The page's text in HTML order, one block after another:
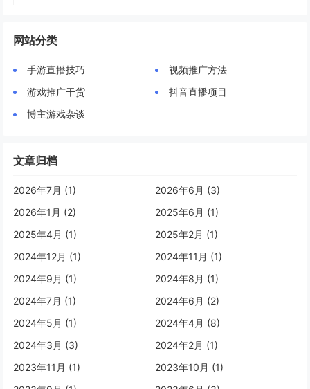
网站分类
手游直播技巧
视频推广方法
游戏推广干货
抖音直播项目
博主游戏杂谈
文章归档
2026年7月 (1)
2026年6月 (3)
2026年1月 (2)
2025年6月 (1)
2025年4月 (1)
2025年2月 (1)
2024年12月 (1)
2024年11月 (1)
2024年9月 (1)
2024年8月 (1)
2024年7月 (1)
2024年6月 (2)
2024年5月 (1)
2024年4月 (8)
2024年3月 (3)
2024年2月 (1)
2023年11月 (1)
2023年10月 (1)